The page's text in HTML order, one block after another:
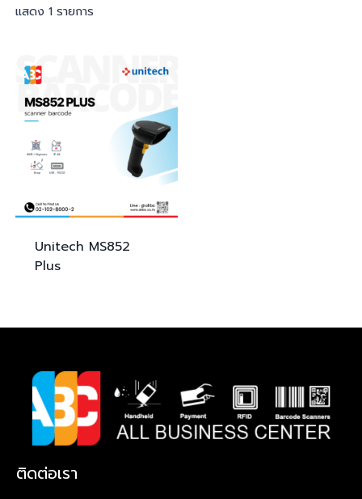
แสดง 1 รายการ
Unitech MS852
Plus
ติดต่อเรา